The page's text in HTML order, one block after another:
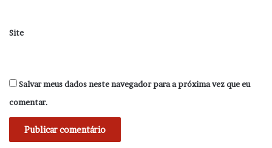
Site
Salvar meus dados neste navegador para a próxima vez que eu
comentar.